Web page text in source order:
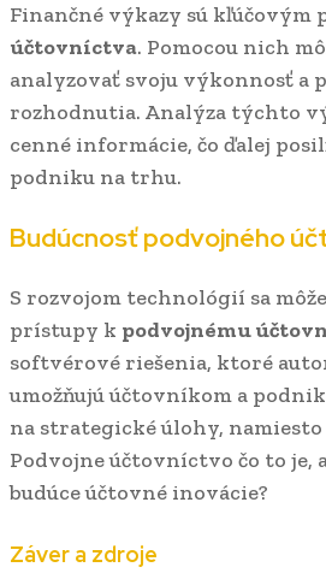
Finančné výkazy sú kľúčovým
účtovníctva. Pomocou nich
analyzovať svoju výkonnosť a
rozhodnutia. Analýza týchto
cenné informácie, čo ďalej
podniku na trhu.
Budúcnosť podvojného
S rozvojom technológií sa
prístupy k podvojnému
softvérové riešenia, ktoré
umožňujú účtovníkom a
na strategické úlohy,
Podvojne účtovníctvo čo to je,
budúce účtovné inovácie?
Záver a zdroje